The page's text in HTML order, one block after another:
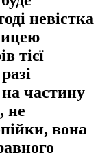
невістка
тієї
частину
не
вона